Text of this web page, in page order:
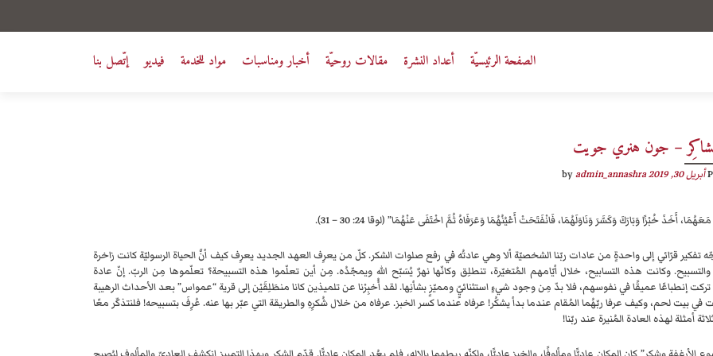
إتّصل بنا فيديو مواد للخدمة أخبار ومناسبات مقالات روحيّة أعداد النشرة الصفحة الرئيسيّة
– جون هنري جويت
أبريل 30, 2019 by
admin_annashra
مَعَهُمَا، أَخَذَ خُبْزًا وَبَارَكَ وَكَسَّرَ وَنَاوَلَهُمَا، فَانْفَتَحَتْ أَعْيُنُهُمَا وَعَرَفَاهُ ثُمَّ اخْتَفَى عَنْهُمَا” (لوقا 24: 30 – 31).
تفكير قرّائي إلى واحدةٍ من عادات ربّنا الشخصيّة ألا وهي عادتُه في رفع صلوات الشكر. كلّ من يعرِف العهد الجديد يعرِف كيف أنَّ الحياة الرسوليّة كانت زاخرة
والتسبيح. وكانت هذه التسابيح، خلال أيّامهم المُتغيّرة، تنطلِق وكانّها نهرٌ يُسَبّح الله ويمجّدُه. مِن أين تعلّموا هذه التسبيحة؟ تعلّموها مِن الربّ. إنّ عادة
تركت إنطباعًا عميقًا في نفوسهم، فلا بدّ مِن وجود شيءٍ استثنائيٍّ ومميّزٍ بشأنِها. لقد أُخبِرْنا عن تلميذين كانا منطَلِقَيْن إلى قرية “عمواس” بعد الأحداث الرهيبة
في بيت لحم، وكيف عرفا ربّهُما المُقام عندما بدأ يشكُر! عرفاه عندما كسر الخبز. عرفاه من خلال شُكرِهِ والطريقة التي عبّر بها عنه. عُرِفَ بتسبيحه! فلنتذكّر معًا
أمثلة لهذه العادة المُنيرة عند ربّنا!